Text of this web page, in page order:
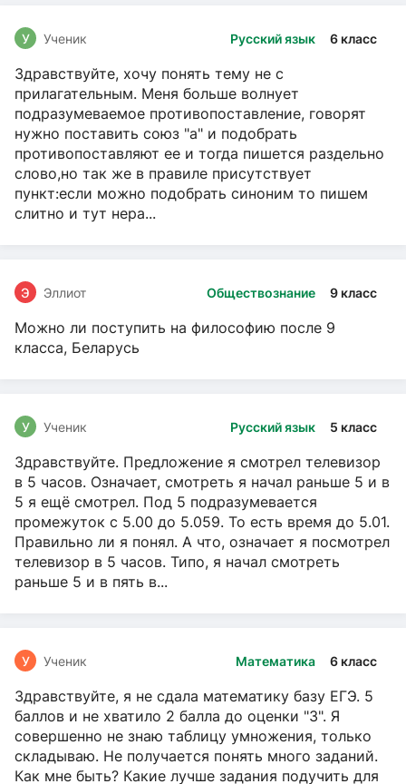
Русский язык 6 класс
У Ученик
Здравствуйте, хочу понять тему не с
прилагательным. Меня больше волнует
подразумеваемое противопоставление, говорят
нужно поставить союз "а" и подобрать
противопоставляют ее и тогда пишется раздельно
слово,но так же в правиле присутствует
пункт:если можно подобрать синоним то пишем
слитно и тут нера...
Обществознание 9 класс
Э Эллиот
Можно ли поступить на философию после 9
класса, Беларусь
Русский язык 5 класс
У Ученик
Здравствуйте. Предложение я смотрел телевизор
в 5 часов. Означает, смотреть я начал раньше 5 и в
5 я ещё смотрел. Под 5 подразумевается
промежуток с 5.00 до 5.059. То есть время до 5.01.
Правильно ли я понял. А что, означает я посмотрел
телевизор в 5 часов. Типо, я начал смотреть
раньше 5 и в пять в...
Математика 6 класс
У Ученик
Здравствуйте, я не сдала математику базу ЕГЭ. 5
баллов и не хватило 2 балла до оценки "3". Я
совершенно не знаю таблицу умножения, только
складываю. Не получается понять много заданий.
Как мне быть? Какие лучше задания подучить для